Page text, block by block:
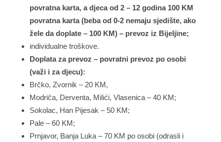
povratna karta, a djeca od 2 – 12 godina 100 KM
povratna karta (beba od 0-2 nemaju sjedište, ako
žele da doplate – 100 KM) – prevoz iz Bijeljine;
individualne troškove.
Doplata za prevoz – povratni prevoz po osobi
(važi i za djecu):
Brčko, Zvornik – 20 KM,
Modriča, Derventa, Milići, Vlasenica – 40 KM;
Sokolac, Han Pijesak – 50 KM;
Pale – 60 KM;
Prnjavor, Banja Luka – 70 KM po osobi (odrasli i